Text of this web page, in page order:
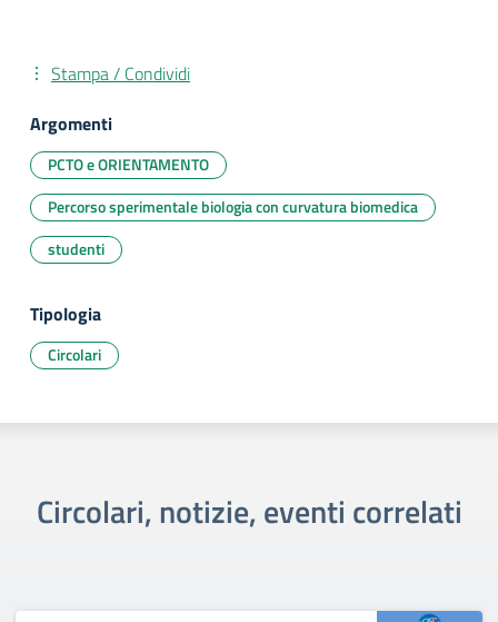
Stampa / Condividi
Argomenti
PCTO e ORIENTAMENTO
Percorso sperimentale biologia con curvatura biomedica
studenti
Tipologia
Circolari
Circolari, notizie, eventi correlati